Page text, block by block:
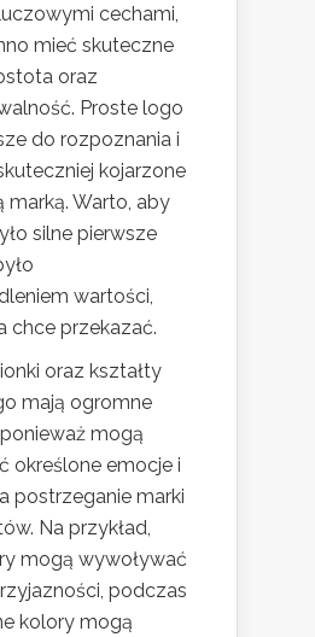
cechami,
mieć skuteczne
oraz
Proste logo
do rozpoznania i
kojarzone
marką. Warto, aby
silne pierwsze
wartości,
chce przekazać.
oraz kształty
mają ogromne
mogą
określone emocje i
postrzeganie marki
Na przykład,
mogą wywoływać
podczas
kolory mogą